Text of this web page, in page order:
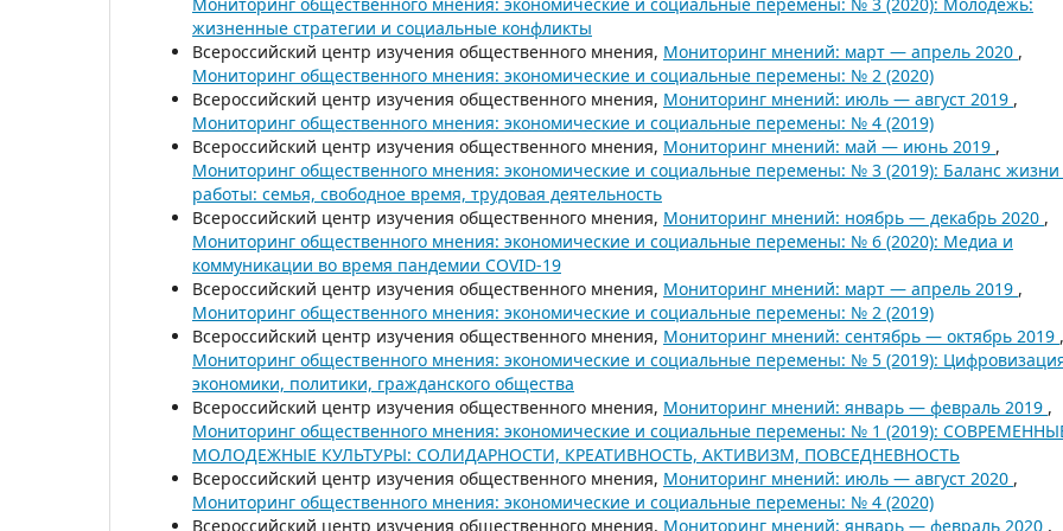
Мониторинг общественного мнения: экономические и социальные перемены: № 3 (2020): Молодежь:
жизненные стратегии и социальные конфликты
Всероссийский центр изучения общественного мнения, Мониторинг мнений: март — апрель 2020 ,
Мониторинг общественного мнения: экономические и социальные перемены: № 2 (2020)
Всероссийский центр изучения общественного мнения, Мониторинг мнений: июль — август 2019 ,
Мониторинг общественного мнения: экономические и социальные перемены: № 4 (2019)
Всероссийский центр изучения общественного мнения, Мониторинг мнений: май — июнь 2019 ,
Мониторинг общественного мнения: экономические и социальные перемены: № 3 (2019): Баланс жизни
работы: семья, свободное время, трудовая деятельность
Всероссийский центр изучения общественного мнения, Мониторинг мнений: ноябрь — декабрь 2020 ,
Мониторинг общественного мнения: экономические и социальные перемены: № 6 (2020): Медиа и
коммуникации во время пандемии COVID-19
Всероссийский центр изучения общественного мнения, Мониторинг мнений: март — апрель 2019 ,
Мониторинг общественного мнения: экономические и социальные перемены: № 2 (2019)
Всероссийский центр изучения общественного мнения, Мониторинг мнений: сентябрь — октябрь 2019 ,
Мониторинг общественного мнения: экономические и социальные перемены: № 5 (2019):
экономики, политики, гражданского общества
Всероссийский центр изучения общественного мнения, Мониторинг мнений: январь — февраль 2019 ,
Мониторинг общественного мнения: экономические и социальные перемены: № 1 (2019):
МОЛОДЕЖНЫЕ КУЛЬТУРЫ: СОЛИДАРНОСТИ, КРЕАТИВНОСТЬ, АКТИВИЗМ, ПОВСЕДНЕВНОСТЬ
Всероссийский центр изучения общественного мнения, Мониторинг мнений: июль — август 2020 ,
Мониторинг общественного мнения: экономические и социальные перемены: № 4 (2020)
Всероссийский центр изучения общественного мнения, Мониторинг мнений: январь — февраль 2020 ,